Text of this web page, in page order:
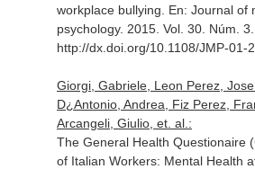
workplace bullying. En: Journal of
psychology. 2015. Vol. 30. Núm.
http://dx.doi.org/10.1108/JMP-01-
Giorgi, Gabriele, Leon Perez,
D¿Antonio, Andrea, Fiz Perez,
Arcangeli, Giulio, et. al.:
The General Health Questionaire
of Italian Workers: Mental Health